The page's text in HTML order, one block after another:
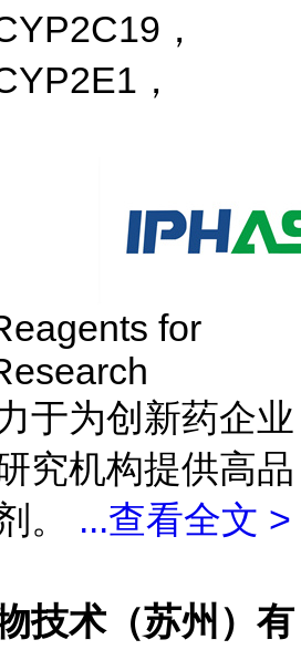
，
，
for
于为创新药企业
究机构提供高品
。 ...查看全文 >
技术（苏州）有